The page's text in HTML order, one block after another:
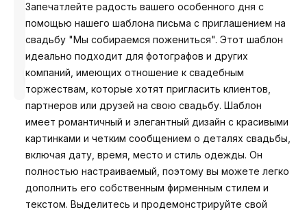
Разработано
Анастасия
Запечатлейте радость вашего особенного дня с
помощью нашего шаблона письма с приглашением на
свадьбу "Мы собираемся пожениться". Этот шаблон
идеально подходит для фотографов и других
компаний, имеющих отношение к свадебным
торжествам, которые хотят пригласить клиентов,
партнеров или друзей на свою свадьбу. Шаблон
имеет романтичный и элегантный дизайн с красивыми
картинками и четким сообщением о деталях свадьбы,
включая дату, время, место и стиль одежды. Он
полностью настраиваемый, поэтому вы можете легко
дополнить его собственным фирменным стилем и
текстом. Выделитесь и продемонстрируйте свой